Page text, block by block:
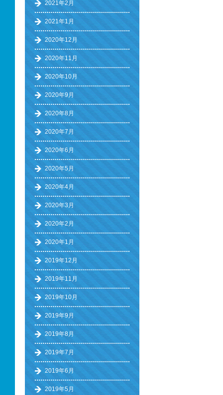
2021年2月
2021年1月
2020年12月
2020年11月
2020年10月
2020年9月
2020年8月
2020年7月
2020年6月
2020年5月
2020年4月
2020年3月
2020年2月
2020年1月
2019年12月
2019年11月
2019年10月
2019年9月
2019年8月
2019年7月
2019年6月
2019年5月